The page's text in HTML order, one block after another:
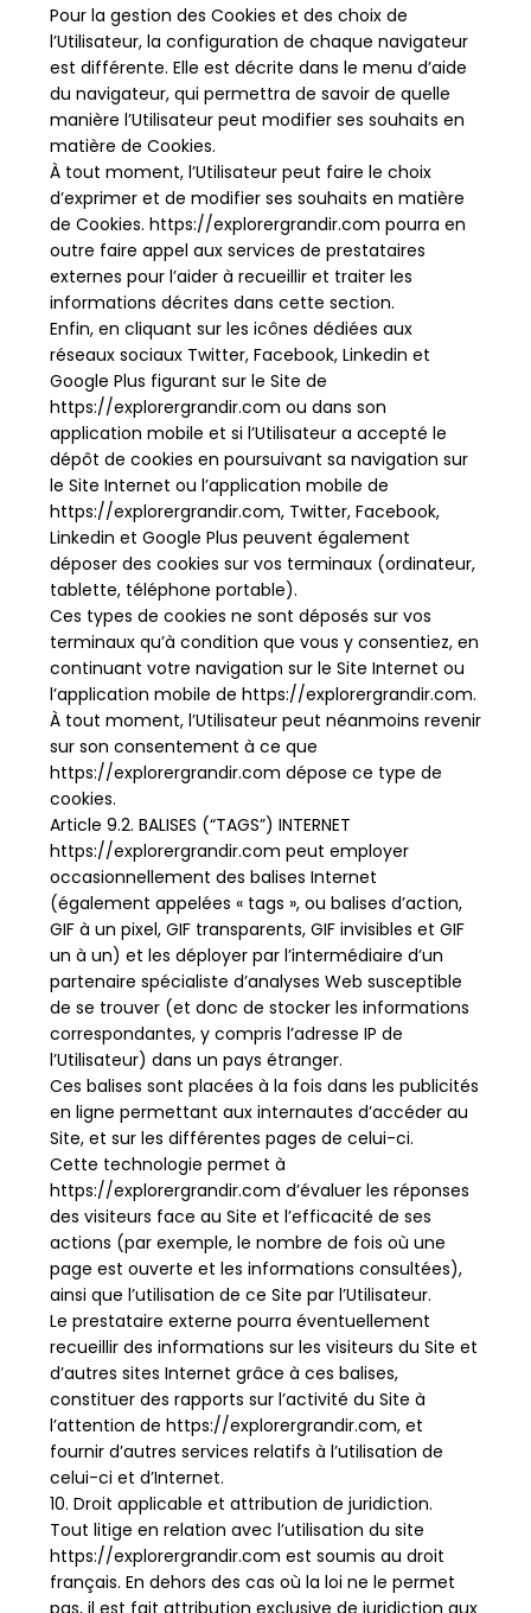
Pour la gestion des Cookies et des choix de
l’Utilisateur, la configuration de chaque navigateur
est différente. Elle est décrite dans le menu d’aide
du navigateur, qui permettra de savoir de quelle
manière l’Utilisateur peut modifier ses souhaits en
matière de Cookies.
À tout moment, l’Utilisateur peut faire le choix
d’exprimer et de modifier ses souhaits en matière
de Cookies. https://explorergrandir.com pourra en
outre faire appel aux services de prestataires
externes pour l’aider à recueillir et traiter les
informations décrites dans cette section.
Enfin, en cliquant sur les icônes dédiées aux
réseaux sociaux Twitter, Facebook, Linkedin et
Google Plus figurant sur le Site de
https://explorergrandir.com ou dans son
application mobile et si l’Utilisateur a accepté le
dépôt de cookies en poursuivant sa navigation sur
le Site Internet ou l’application mobile de
https://explorergrandir.com, Twitter, Facebook,
Linkedin et Google Plus peuvent également
déposer des cookies sur vos terminaux (ordinateur,
tablette, téléphone portable).
Ces types de cookies ne sont déposés sur vos
terminaux qu’à condition que vous y consentiez, en
continuant votre navigation sur le Site Internet ou
l’application mobile de https://explorergrandir.com.
À tout moment, l’Utilisateur peut néanmoins revenir
sur son consentement à ce que
https://explorergrandir.com dépose ce type de
cookies.
Article 9.2. BALISES (“TAGS”) INTERNET
https://explorergrandir.com peut employer
occasionnellement des balises Internet
(également appelées « tags », ou balises d’action,
GIF à un pixel, GIF transparents, GIF invisibles et GIF
un à un) et les déployer par l’intermédiaire d’un
partenaire spécialiste d’analyses Web susceptible
de se trouver (et donc de stocker les informations
correspondantes, y compris l’adresse IP de
l’Utilisateur) dans un pays étranger.
Ces balises sont placées à la fois dans les publicités
en ligne permettant aux internautes d’accéder au
Site, et sur les différentes pages de celui-ci.
Cette technologie permet à
https://explorergrandir.com d’évaluer les réponses
des visiteurs face au Site et l’efficacité de ses
actions (par exemple, le nombre de fois où une
page est ouverte et les informations consultées),
ainsi que l’utilisation de ce Site par l’Utilisateur.
Le prestataire externe pourra éventuellement
recueillir des informations sur les visiteurs du Site et
d’autres sites Internet grâce à ces balises,
constituer des rapports sur l’activité du Site à
l’attention de https://explorergrandir.com, et
fournir d’autres services relatifs à l’utilisation de
celui-ci et d’Internet.
10. Droit applicable et attribution de juridiction.
Tout litige en relation avec l’utilisation du site
https://explorergrandir.com est soumis au droit
français. En dehors des cas où la loi ne le permet
pas, il est fait attribution exclusive de juridiction aux